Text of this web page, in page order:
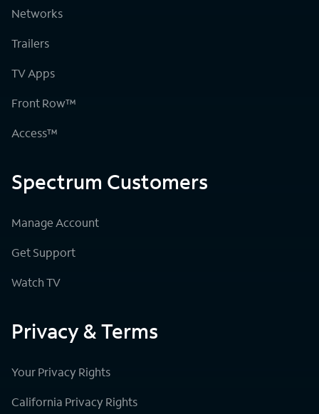
Networks
Trailers
TV Apps
Front Row™
Access™
Spectrum Customers
Manage Account
Get Support
Watch TV
Privacy & Terms
Your Privacy Rights
California Privacy Rights